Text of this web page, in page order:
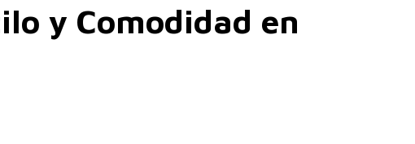
y Comodidad en